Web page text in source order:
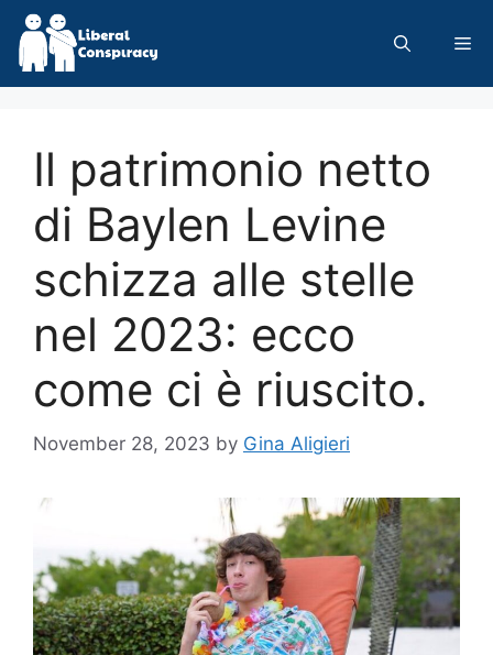
Skip
content
Il patrimonio netto
di Baylen Levine
schizza alle stelle
nel 2023: ecco
come ci è riuscito.
November 28, 2023 by Gina Aligieri